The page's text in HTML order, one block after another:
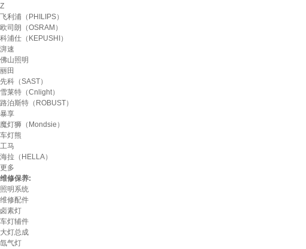
Z
飞利浦（PHILIPS）
欧司朗（OSRAM）
科浦仕（KEPUSHI）
湃速
佛山照明
丽田
先科（SAST）
雪莱特（Cnlight）
路泊斯特（ROBUST）
暴享
魔灯狮（Mondsie）
车灯熊
工马
海拉（HELLA）
更多
维修保养:
照明系统
维修配件
卤素灯
车灯辅件
大灯总成
氙气灯